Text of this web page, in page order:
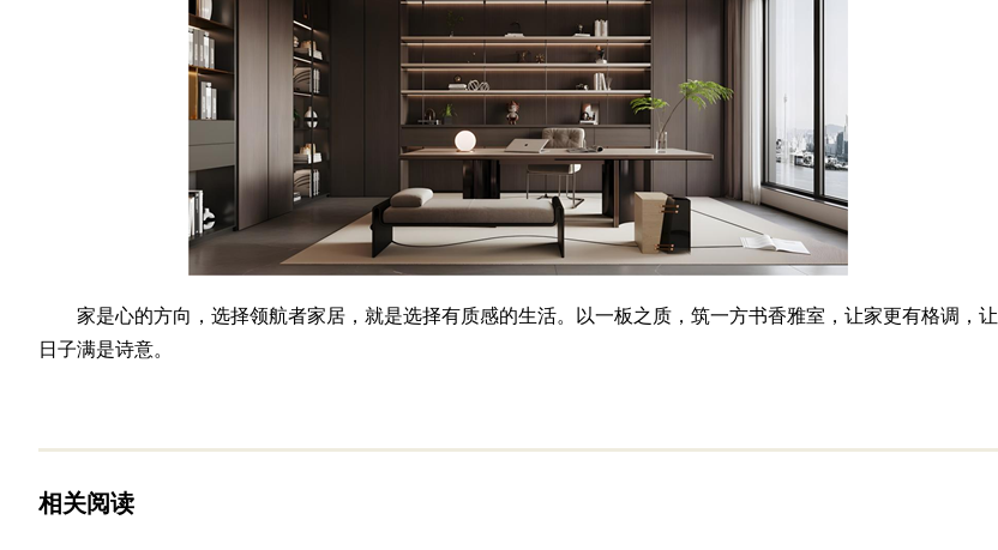
家是心的方向，选择领航者家居，就是选择有质感的生活。以一板之质，筑一方书香雅室，让家更有格调，让
日子满是诗意。
相关阅读